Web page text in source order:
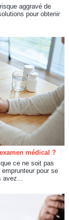
aggravé de
pour obtenir
médical ?
ce ne soit pas
pour se
avez...